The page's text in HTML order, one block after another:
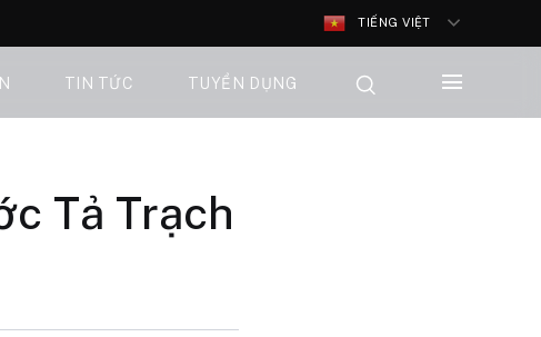
TIẾNG VIỆT
TIN TỨC TUYỂN DỤNG
Tả Trạch